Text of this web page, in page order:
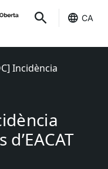
CA
Incidència